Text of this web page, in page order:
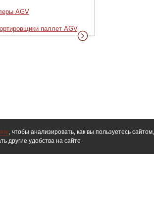
AGV
паллет AGV
, чтобы анализировать, как вы пользуетесь
другие удобства на сайте